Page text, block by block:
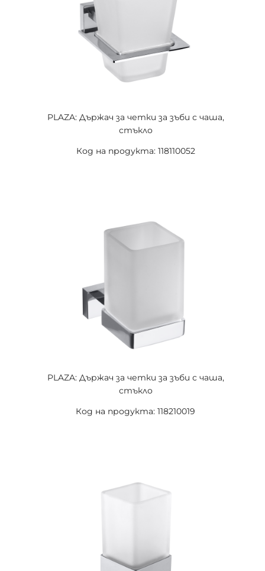
PLAZA: Държач за четки за зъби с чаша,
стъкло
Код на продукта: 118110052
PLAZA: Държач за четки за зъби с чаша,
стъкло
Код на продукта: 118210019